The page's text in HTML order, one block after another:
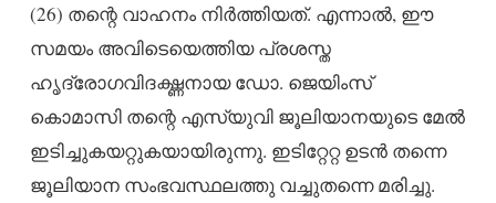
(26) തന്റെ വാഹനം നിർത്തിയത്. എന്നാൽ, ഈ
സമയം അവിടെയെത്തിയ പ്രശസ്ത
ഹൃദ്രോഗവിദഗ്ദ്ധനായ ഡോ. ജെയിംസ്
കൊമാസി തന്റെ എസ്‌യുവി ജൂലിയാനയുടെ മേൽ
ഇടിച്ചുകയറ്റുകയായിരുന്നു. ഇടിറ്റേറ്റ ഉടൻ തന്നെ
ജൂലിയാന സംഭവസ്ഥലത്തു വച്ചുതന്നെ മരിച്ചു.